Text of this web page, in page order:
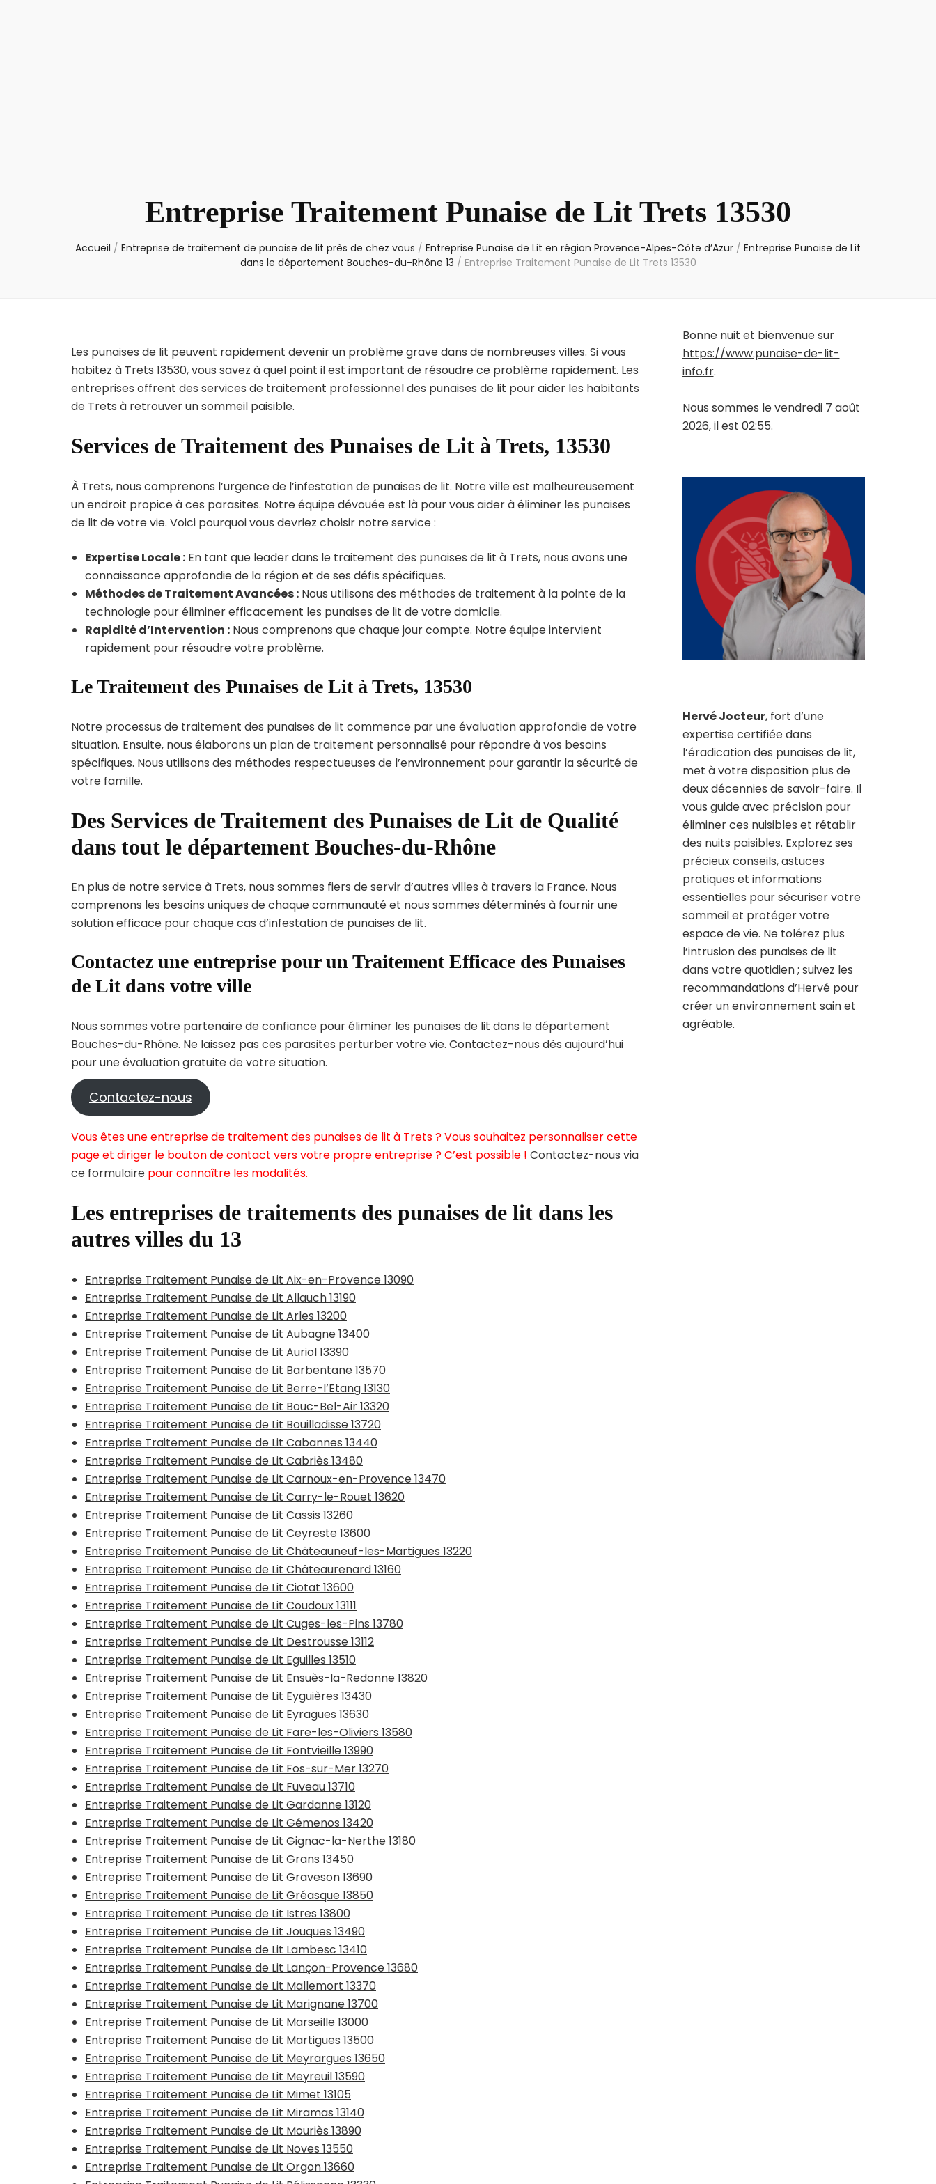
Entreprise Traitement Punaise de Lit Trets 13530
Accueil / Entreprise de traitement de punaise de lit près de chez vous / Entreprise Punaise de Lit en région Provence-Alpes-Côte d’Azur / Entreprise Punaise de Lit
dans le département Bouches-du-Rhône 13 / Entreprise Traitement Punaise de Lit Trets 13530
Les punaises de lit peuvent rapidement devenir un problème grave dans de nombreuses villes. Si vous
habitez à Trets 13530, vous savez à quel point il est important de résoudre ce problème rapidement. Les
entreprises offrent des services de traitement professionnel des punaises de lit pour aider les habitants
de Trets à retrouver un sommeil paisible.
Services de Traitement des Punaises de Lit à Trets, 13530
À Trets, nous comprenons l’urgence de l’infestation de punaises de lit. Notre ville est malheureusement
un endroit propice à ces parasites. Notre équipe dévouée est là pour vous aider à éliminer les punaises
de lit de votre vie. Voici pourquoi vous devriez choisir notre service :
Expertise Locale : En tant que leader dans le traitement des punaises de lit à Trets, nous avons une
connaissance approfondie de la région et de ses défis spécifiques.
Méthodes de Traitement Avancées : Nous utilisons des méthodes de traitement à la pointe de la
technologie pour éliminer efficacement les punaises de lit de votre domicile.
Rapidité d’Intervention : Nous comprenons que chaque jour compte. Notre équipe intervient
rapidement pour résoudre votre problème.
Le Traitement des Punaises de Lit à Trets, 13530
Notre processus de traitement des punaises de lit commence par une évaluation approfondie de votre
situation. Ensuite, nous élaborons un plan de traitement personnalisé pour répondre à vos besoins
spécifiques. Nous utilisons des méthodes respectueuses de l’environnement pour garantir la sécurité de
votre famille.
Des Services de Traitement des Punaises de Lit de Qualité
dans tout le département Bouches-du-Rhône
En plus de notre service à Trets, nous sommes fiers de servir d’autres villes à travers la France. Nous
comprenons les besoins uniques de chaque communauté et nous sommes déterminés à fournir une
solution efficace pour chaque cas d’infestation de punaises de lit.
Contactez une entreprise pour un Traitement Efficace des Punaises
de Lit dans votre ville
Nous sommes votre partenaire de confiance pour éliminer les punaises de lit dans le département
Bouches-du-Rhône. Ne laissez pas ces parasites perturber votre vie. Contactez-nous dès aujourd’hui
pour une évaluation gratuite de votre situation.
Contactez-nous
Vous êtes une entreprise de traitement des punaises de lit à Trets ? Vous souhaitez personnaliser cette
page et diriger le bouton de contact vers votre propre entreprise ? C’est possible ! Contactez-nous via
ce formulaire pour connaître les modalités.
Les entreprises de traitements des punaises de lit dans les
autres villes du 13
Entreprise Traitement Punaise de Lit Aix-en-Provence 13090
Entreprise Traitement Punaise de Lit Allauch 13190
Entreprise Traitement Punaise de Lit Arles 13200
Entreprise Traitement Punaise de Lit Aubagne 13400
Entreprise Traitement Punaise de Lit Auriol 13390
Entreprise Traitement Punaise de Lit Barbentane 13570
Entreprise Traitement Punaise de Lit Berre-l’Etang 13130
Entreprise Traitement Punaise de Lit Bouc-Bel-Air 13320
Entreprise Traitement Punaise de Lit Bouilladisse 13720
Entreprise Traitement Punaise de Lit Cabannes 13440
Entreprise Traitement Punaise de Lit Cabriès 13480
Entreprise Traitement Punaise de Lit Carnoux-en-Provence 13470
Entreprise Traitement Punaise de Lit Carry-le-Rouet 13620
Entreprise Traitement Punaise de Lit Cassis 13260
Entreprise Traitement Punaise de Lit Ceyreste 13600
Entreprise Traitement Punaise de Lit Châteauneuf-les-Martigues 13220
Entreprise Traitement Punaise de Lit Châteaurenard 13160
Entreprise Traitement Punaise de Lit Ciotat 13600
Entreprise Traitement Punaise de Lit Coudoux 13111
Entreprise Traitement Punaise de Lit Cuges-les-Pins 13780
Entreprise Traitement Punaise de Lit Destrousse 13112
Entreprise Traitement Punaise de Lit Eguilles 13510
Entreprise Traitement Punaise de Lit Ensuès-la-Redonne 13820
Entreprise Traitement Punaise de Lit Eyguières 13430
Entreprise Traitement Punaise de Lit Eyragues 13630
Entreprise Traitement Punaise de Lit Fare-les-Oliviers 13580
Entreprise Traitement Punaise de Lit Fontvieille 13990
Entreprise Traitement Punaise de Lit Fos-sur-Mer 13270
Entreprise Traitement Punaise de Lit Fuveau 13710
Entreprise Traitement Punaise de Lit Gardanne 13120
Entreprise Traitement Punaise de Lit Gémenos 13420
Entreprise Traitement Punaise de Lit Gignac-la-Nerthe 13180
Entreprise Traitement Punaise de Lit Grans 13450
Entreprise Traitement Punaise de Lit Graveson 13690
Entreprise Traitement Punaise de Lit Gréasque 13850
Entreprise Traitement Punaise de Lit Istres 13800
Entreprise Traitement Punaise de Lit Jouques 13490
Entreprise Traitement Punaise de Lit Lambesc 13410
Entreprise Traitement Punaise de Lit Lançon-Provence 13680
Entreprise Traitement Punaise de Lit Mallemort 13370
Entreprise Traitement Punaise de Lit Marignane 13700
Entreprise Traitement Punaise de Lit Marseille 13000
Entreprise Traitement Punaise de Lit Martigues 13500
Entreprise Traitement Punaise de Lit Meyrargues 13650
Entreprise Traitement Punaise de Lit Meyreuil 13590
Entreprise Traitement Punaise de Lit Mimet 13105
Entreprise Traitement Punaise de Lit Miramas 13140
Entreprise Traitement Punaise de Lit Mouriès 13890
Entreprise Traitement Punaise de Lit Noves 13550
Entreprise Traitement Punaise de Lit Orgon 13660
Bonne nuit et bienvenue sur
https://www.punaise-de-lit-
info.fr.
Nous sommes le vendredi 7 août
2026, il est 02:55.
Hervé Jocteur, fort d’une
expertise certifiée dans
l’éradication des punaises de lit,
met à votre disposition plus de
deux décennies de savoir-faire. Il
vous guide avec précision pour
éliminer ces nuisibles et rétablir
des nuits paisibles. Explorez ses
précieux conseils, astuces
pratiques et informations
essentielles pour sécuriser votre
sommeil et protéger votre
espace de vie. Ne tolérez plus
l’intrusion des punaises de lit
dans votre quotidien ; suivez les
recommandations d’Hervé pour
créer un environnement sain et
agréable.